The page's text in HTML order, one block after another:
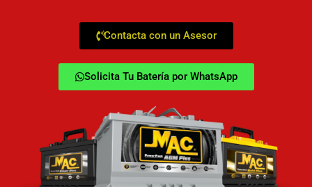
Contacta con un Asesor
Solicita Tu Batería por WhatsApp